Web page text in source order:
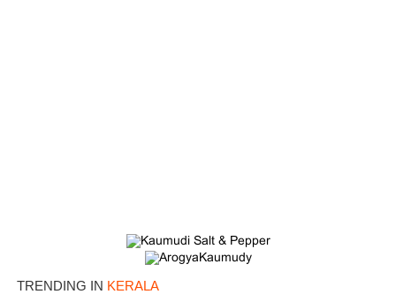
TRENDING IN KERALA